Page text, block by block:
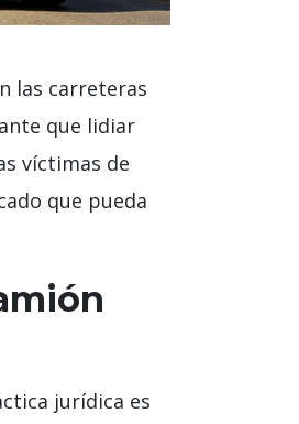
las carreteras
que lidiar
víctimas de
que pueda
jurídica es